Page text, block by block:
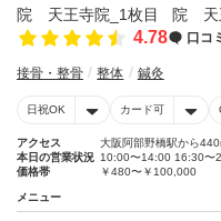
4.78 口コ
接骨・整骨 整体 鍼灸
日祝OK カード可
アクセス
大阪阿部野橋駅から
本日の営業状況 10:00〜14:00 16:30〜
価格帯
￥480〜￥100,000
メニュー